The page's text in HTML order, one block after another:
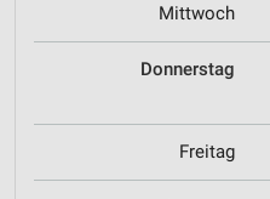
Mittwoch
Donnerstag
Freitag